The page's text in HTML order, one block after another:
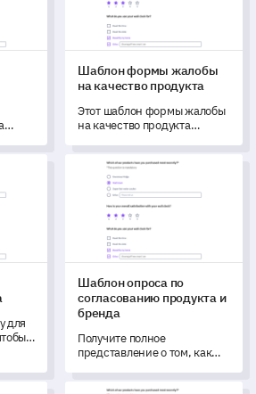
о
Шаблон формы жалобы
на качество продукта
Этот шаблон формы жалобы
на качество продукта
оценить и понять опыт
клиента от покупки продукта
до его использования.
продукта
для
Шаблон опроса по
Шаблон опроса по
согласованию продукта и
бренда
Получите полное
представление о том, как
воспринимают